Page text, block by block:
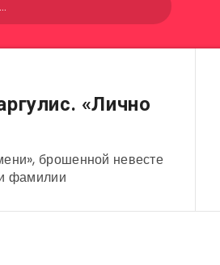
Музыканты
«Лично
брошенной невесте
фамилии